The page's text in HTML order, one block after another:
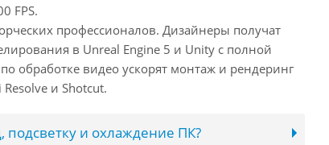
FPS.
профессионалов. Дизайнеры получат
в Unreal Engine 5 и Unity с полной
обработке видео ускорят монтаж и рендеринг
и Shotcut.
и охлаждение ПК?